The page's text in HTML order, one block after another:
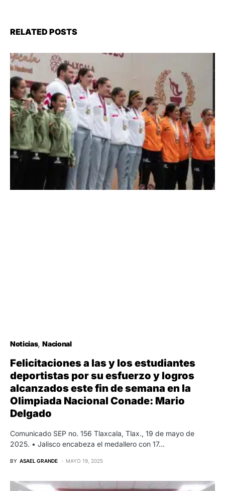
RELATED POSTS
Noticias Nacional
Felicitaciones a las y los estudiantes
deportistas por su esfuerzo y logros
alcanzados este fin de semana en la
Olimpiada Nacional Conade: Mario
Delgado
Comunicado SEP no. 156 Tlaxcala, Tlax., 19 de mayo de
2025. • Jalisco encabeza el medallero con 17…
BY ASAEL GRANDE MAYO 19, 2025